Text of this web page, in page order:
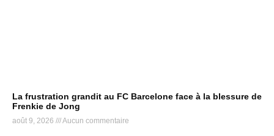
La frustration grandit au FC Barcelone face à la blessure de
Frenkie de Jong
août 9, 2026 Aucun commentaire